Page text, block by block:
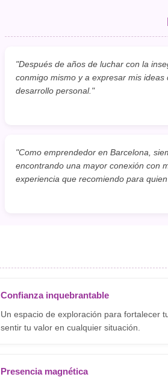
"Después de años de luchar con la
conmigo mismo y a expresar mis
desarrollo personal."
"Como emprendedor en Barcelona,
encontrando una mayor conexión con
experiencia que recomiendo para
Confianza inquebrantable
Un espacio de exploración para fortalecer
sentir tu valor en cualquier situación.
Presencia magnética